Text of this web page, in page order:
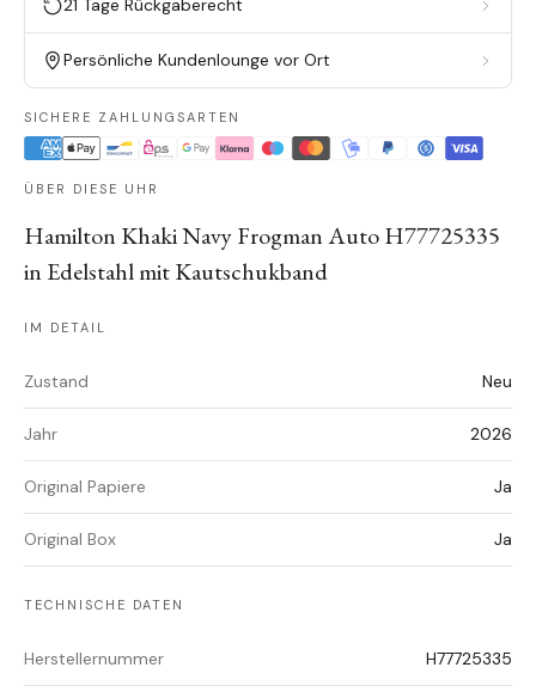
21 Tage Rückgaberecht
Persönliche Kundenlounge vor Ort
SICHERE ZAHLUNGSARTEN
ÜBER DIESE UHR
Hamilton Khaki Navy Frogman Auto H77725335
in Edelstahl mit Kautschukband
IM DETAIL
Zustand Neu
Jahr 2026
Original Papiere Ja
Original Box Ja
TECHNISCHE DATEN
Herstellernummer H77725335